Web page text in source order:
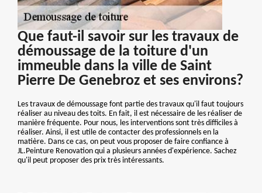
Que faut-il savoir sur les travaux de
démoussage de la toiture d'un
immeuble dans la ville de Saint
Pierre De Genebroz et ses environs?
Les travaux de démoussage font partie des travaux qu'il faut toujours
réaliser au niveau des toits. En fait, il est nécessaire de les réaliser de
manière fréquente. Pour nous, les interventions sont très difficiles à
réaliser. Ainsi, il est utile de contacter des professionnels en la
matière. Dans ce cas, on peut vous proposer de faire confiance à
JL.Peinture Renovation qui a plusieurs années d'expérience. Sachez
qu'il peut proposer des prix très intéressants.